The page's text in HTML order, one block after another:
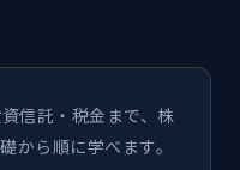
信託・税金まで、株
から順に学べます。